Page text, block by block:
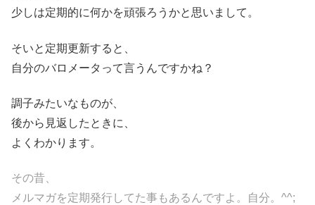
少しは定期的に何かを頑張ろうかと思いまして。
そいと定期更新すると、
自分のバロメータって言うんですかね？
調子みたいなものが、
後から見返したときに、
よくわかります。
その昔、
メルマガを定期発行してた事もあるんですよ。自分。^^;